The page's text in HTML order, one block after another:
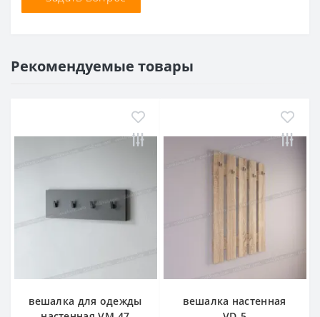
Рекомендуемые товары
вешалка для одежды
вешалка настенная